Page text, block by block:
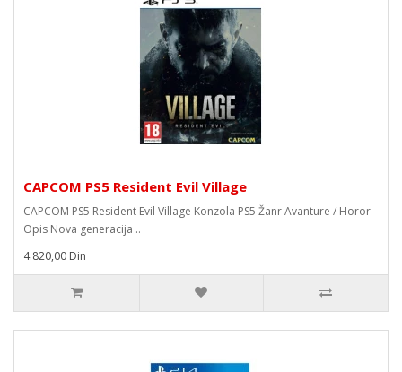
CAPCOM PS5 Resident Evil Village
CAPCOM PS5 Resident Evil Village Konzola PS5 Žanr Avanture / Horor
Opis Nova generacija ..
4.820,00 Din